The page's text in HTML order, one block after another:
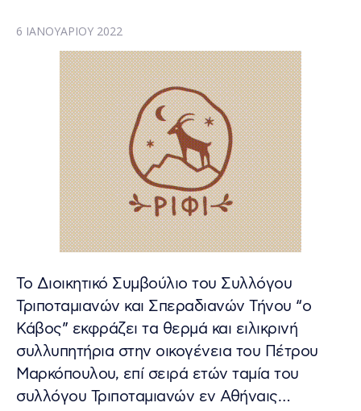
6 ΙΑΝΟΥΑΡΊΟΥ 2022
Το Διοικητικό Συμβούλιο του Συλλόγου
Τριποταμιανών και Σπεραδιανών Τήνου “ο
Κάβος” εκφράζει τα θερμά και ειλικρινή
συλλυπητήρια στην οικογένεια του Πέτρου
Μαρκόπουλου, επί σειρά ετών ταμία του
συλλόγου Τριποταμιανών εν Αθήναις…